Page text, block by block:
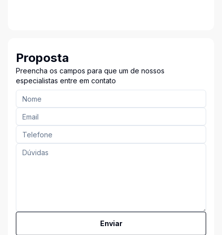
Proposta
Preencha os campos para que um de nossos
especialistas entre em contato
Enviar